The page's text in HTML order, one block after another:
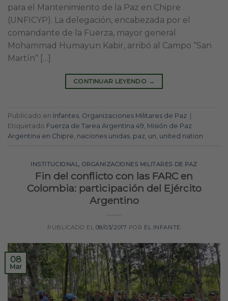
para el Mantenimiento de la Paz en Chipre
(UNFICYP). La delegación, encabezada por el
comandante de la Fuerza, mayor general
Mohammad Humayun Kabir, arribó al Campo “San
Martín” […]
CONTINUAR LEYENDO →
Publicado en Infantes, Organizaciones Militares de Paz
Etiquetado Fuerza de Tarea Argentina 49, Misión de Paz
Argentina en Chipre, naciones unidas, paz, un, united nation
INSTITUCIONAL, ORGANIZACIONES MILITARES DE PAZ
Fin del conflicto con las FARC en
Colombia: participación del Ejército
Argentino
PUBLICADO EL 08/03/2017 POR EL INFANTE
08
Mar